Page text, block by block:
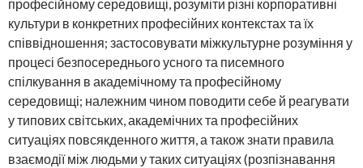
професійному середовищі, розуміти різні корпоративні
культури в конкретних професійних контекстах та їх
співвідношення; застосовувати міжкультурне розуміння у
процесі безпосереднього усного та писемного
спілкування в академічному та професійному
середовищі; належним чином поводити себе й реагувати
у типових світських, академічних та професійних
ситуаціях повсякденного життя, а також знати правила
взаємодії між людьми у таких ситуаціях (розпізнавання